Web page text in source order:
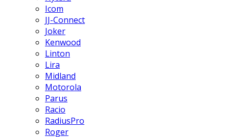
Icom
JJ-Connect
Joker
Kenwood
Linton
Lira
Midland
Motorola
Parus
Racio
RadiusPro
Roger